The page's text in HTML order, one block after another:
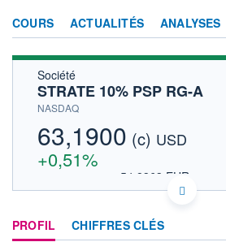
COURS ACTUALITÉS ANALYSES
Société
STRATE 10% PSP RG-A
NASDAQ
63,1900 (c) USD
+0,51%
54,8363 EUR
DONNÉES TEMPS DIFFÉRÉ
Politique d'exécution
PROFIL CHIFFRES CLÉS